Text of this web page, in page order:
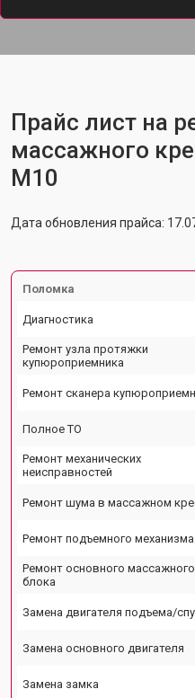
Прайс лист на
массажного
M10
Дата обновления прайса:
Поломка
Диагностика
Ремонт узла протяжки
купюроприемника
Ремонт сканера
Полное ТО
Ремонт механических
неисправностей
Ремонт шума в массажном
Ремонт подъемного механизма
Ремонт основного массажного
блока
Замена двигателя подъема/
Замена основного двигателя
Замена замка